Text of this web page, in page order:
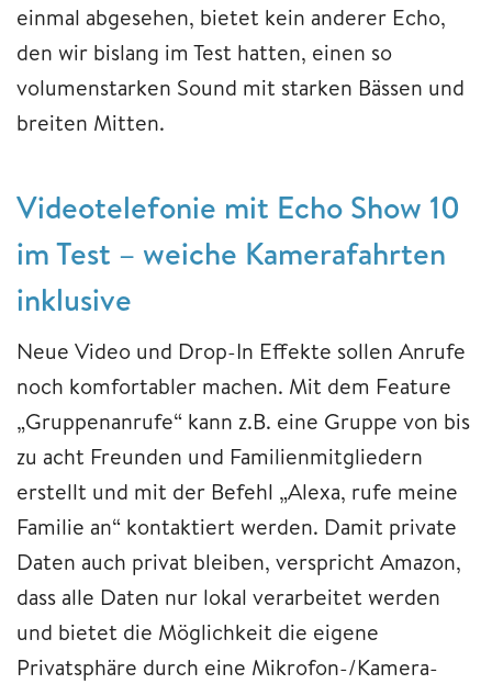
einmal abgesehen, bietet kein anderer Echo,
den wir bislang im Test hatten, einen so
volumenstarken Sound mit starken Bässen und
breiten Mitten.
Videotelefonie mit Echo Show 10
im Test – weiche Kamerafahrten
inklusive
Neue Video und Drop-In Effekte sollen Anrufe
noch komfortabler machen. Mit dem Feature
„Gruppenanrufe“ kann z.B. eine Gruppe von bis
zu acht Freunden und Familienmitgliedern
erstellt und mit der Befehl „Alexa, rufe meine
Familie an“ kontaktiert werden. Damit private
Daten auch privat bleiben, verspricht Amazon,
dass alle Daten nur lokal verarbeitet werden
und bietet die Möglichkeit die eigene
Privatsphäre durch eine Mikrofon-/Kamera-